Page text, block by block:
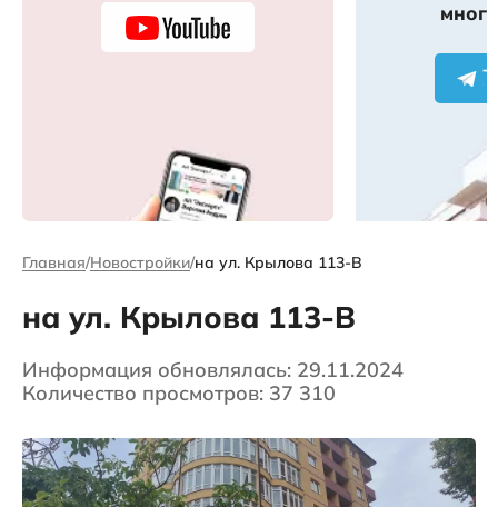
Главная Новостройки на ул. Крылова 113-В
на ул. Крылова 113-В
Информация обновлялась: 29.11.2024
Количество просмотров: 37 310